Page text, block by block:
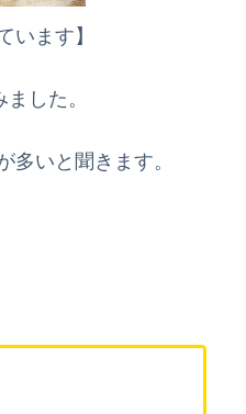
います】
した。
いと聞きます。